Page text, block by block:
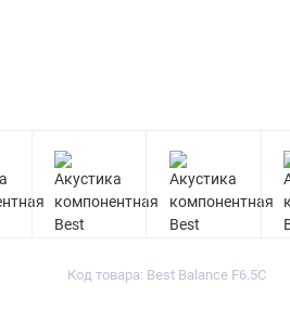
Код товара: Best Balance F6.5C